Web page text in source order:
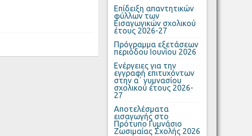
Επίδειξη απαντητικών
φύλλων των
Εισαγωγικών σχολικού
έτους 2026-27
Πρόγραμμα εξετάσεων
περιόδου Ιουνίου 2026
Ενέργειες για την
εγγραφή επιτυχόντων
στην α΄ γυμνασίου
σχολικού έτους 2026-
27
Αποτελέσματα
εισαγωγής στο
Πρότυπο Γυμνάσιο
Ζωσιμαίας Σχολής 2026